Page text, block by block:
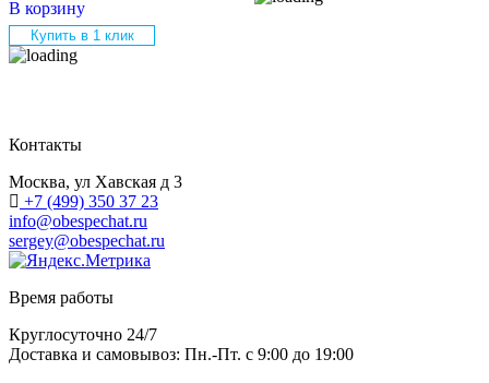
В корзину
Купить в 1 клик
Контакты
Москва, ул Хавская д 3
+7 (499) 350 37 23
info@obespechat.ru
sergey@obespechat.ru
Время работы
Круглосуточно 24/7
Доставка и самовывоз: Пн.-Пт. с 9:00 до 19:00